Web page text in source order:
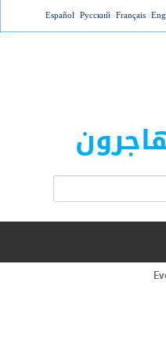
Jump
Français
Русский
Español